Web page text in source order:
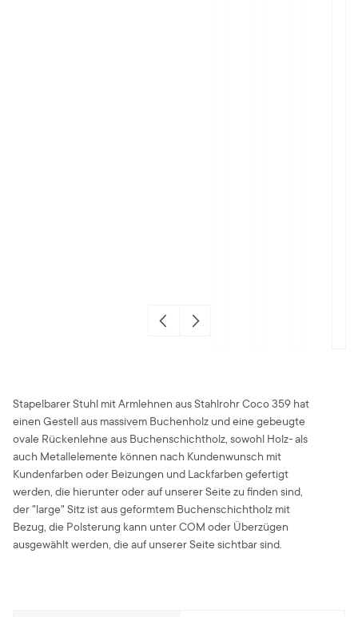
Stapelbarer Stuhl mit Armlehnen aus Stahlrohr Coco 359 hat
einen Gestell aus massivem Buchenholz und eine gebeugte
ovale Rückenlehne aus Buchenschichtholz, sowohl Holz- als
auch Metallelemente können nach Kundenwunsch mit
Kundenfarben oder Beizungen und Lackfarben gefertigt
werden, die hierunter oder auf unserer Seite zu finden sind,
der "large" Sitz ist aus geformtem Buchenschichtholz mit
Bezug, die Polsterung kann unter COM oder Überzügen
ausgewählt werden, die auf unserer Seite sichtbar sind.